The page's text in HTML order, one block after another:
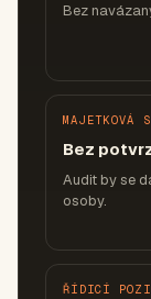
Bez
MAJETKOVÁ
Bez
Audit by se
osoby.
ŘÍDICÍ